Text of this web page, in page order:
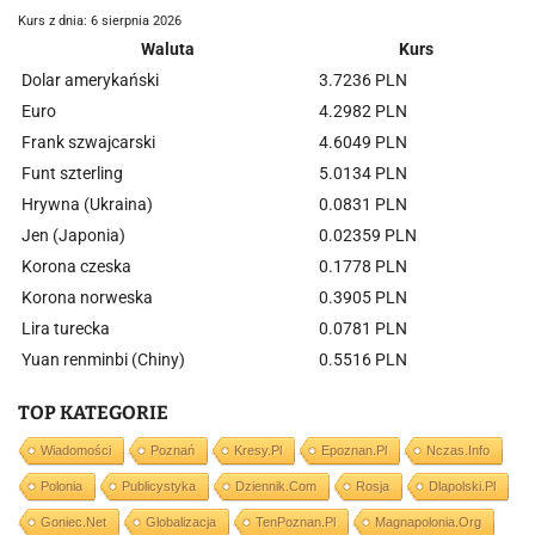
Kurs z dnia: 6 sierpnia 2026
Waluta
Kurs
Dolar amerykański
3.7236 PLN
Euro
4.2982 PLN
Frank szwajcarski
4.6049 PLN
Funt szterling
5.0134 PLN
Hrywna (Ukraina)
0.0831 PLN
Jen (Japonia)
0.02359 PLN
Korona czeska
0.1778 PLN
Korona norweska
0.3905 PLN
Lira turecka
0.0781 PLN
Yuan renminbi (Chiny)
0.5516 PLN
TOP KATEGORIE
Wiadomości Poznań Kresy.pl Epoznan.pl Nczas.info
Polonia Publicystyka Dziennik.com Rosja Dlapolski.pl
Goniec.net Globalizacja TenPoznan.pl Magnapolonia.org